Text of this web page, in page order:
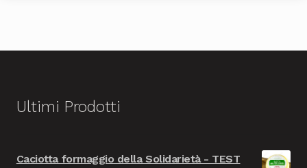
Ultimi Prodotti
Caciotta formaggio della Solidarietà - TEST